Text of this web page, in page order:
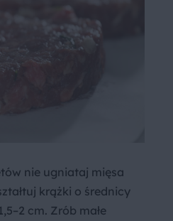
nie ugniataj mięsa
krążki o średnicy
cm. Zrób małe